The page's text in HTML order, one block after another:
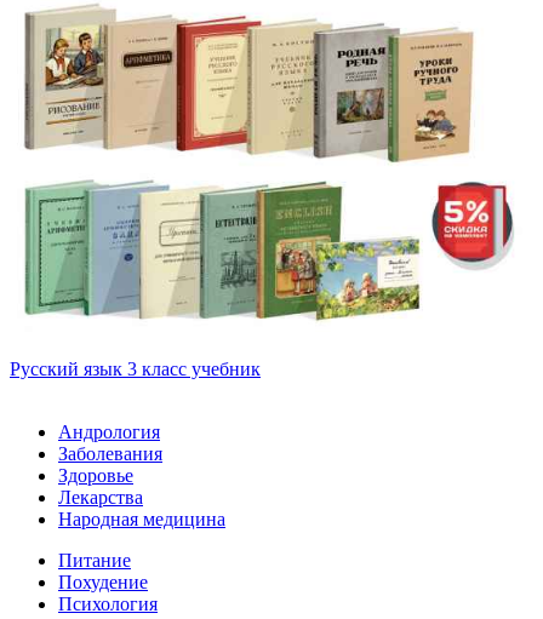
Русский язык 3 класс учебник
Андрология
Заболевания
Здоровье
Лекарства
Народная медицина
Питание
Похудение
Психология